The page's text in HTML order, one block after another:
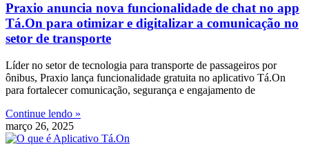
Praxio anuncia nova funcionalidade de chat no app
Tá.On para otimizar e digitalizar a comunicação no
setor de transporte
Líder no setor de tecnologia para transporte de passageiros por
ônibus, Praxio lança funcionalidade gratuita no aplicativo Tá.On
para fortalecer comunicação, segurança e engajamento de
Continue lendo »
março 26, 2025